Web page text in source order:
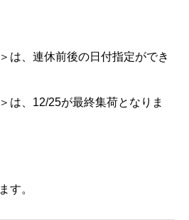
は、連休前後の日付指定ができ
は、12/25が最終集荷となりま
す。